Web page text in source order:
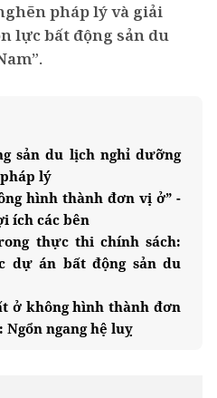
pháp lý và giải
lực bất động sản du
sản du lịch nghỉ dưỡng
lý
hình thành đơn vị ở” -
ích các bên
thực thi chính sách:
dự án bất động sản du
ở không hình thành đơn
Ngổn ngang hệ luỵ